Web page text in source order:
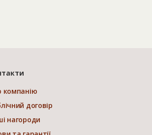
компанію
договір
нагороди